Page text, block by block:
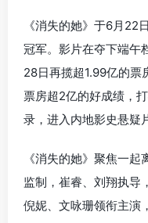
《消失的她》于6月22
冠军。影片在夺下端午
28日再揽超1.99亿的票
票房超2亿的好成绩，
录，进入内地影史悬疑
《消失的她》聚焦一
监制，崔睿、刘翔执导
倪妮、文咏珊领衔主演